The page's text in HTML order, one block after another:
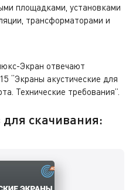
площадками, установками
трансформаторами и
Экран отвечают
“Экраны акустические для
Технические требования”.
скачивания: